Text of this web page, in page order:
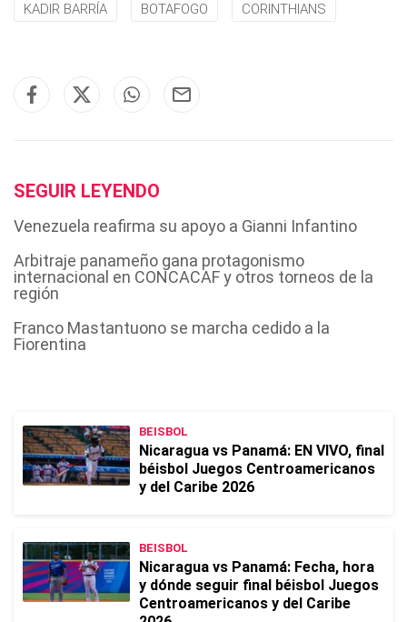
KADIR BARRÍA BOTAFOGO CORINTHIANS
SEGUIR LEYENDO
Venezuela reafirma su apoyo a Gianni Infantino
Arbitraje panameño gana protagonismo
internacional en CONCACAF y otros torneos de la
región
Franco Mastantuono se marcha cedido a la
Fiorentina
BEISBOL
Nicaragua vs Panamá: EN VIVO, final
béisbol Juegos Centroamericanos
y del Caribe 2026
BEISBOL
Nicaragua vs Panamá: Fecha, hora
y dónde seguir final béisbol Juegos
Centroamericanos y del Caribe